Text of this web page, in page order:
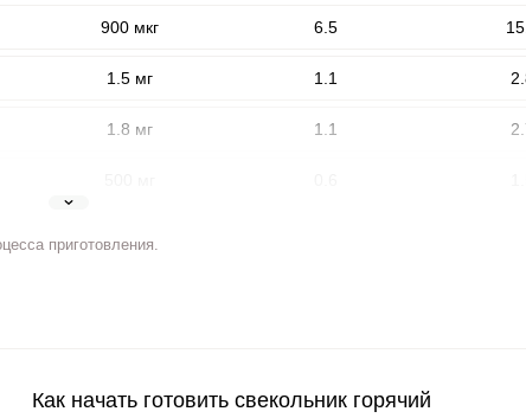
900 мкг 6.5
1.5 мг 1.1
1.8 мг 1.1
приготовления.
Как начать готовить свекольник горячий
с помощью социальных сетей: